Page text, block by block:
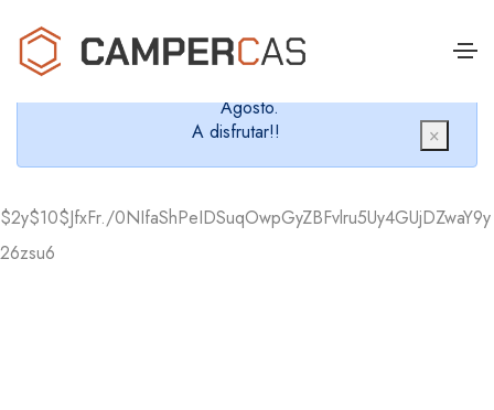
Cerramos en verano, que nos queremos dar un
chapuzón y refrescarnos.
Agosto.
A disfrutar!!
×
$2y$10$JfxFr./0NIfaShPeIDSuqOwpGyZBFvlru5Uy4GUjDZwaY9y
26zsu6